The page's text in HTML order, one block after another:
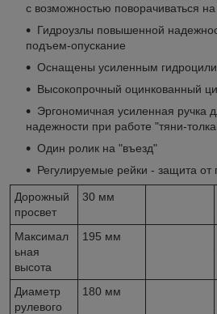
с возможностью поворачиваться
Гидроузлы повышенной
подъем-опускание
Оснащены усиленным
Высокопрочный оцинкованный
Эргономичная усиленная ручка
надежности при работе "тяни-
Один ролик на "въезд"
Регулируемые рейки - защита от
Дорожный
просвет
30 мм
Максимал
ьная
высота
195 мм
Диаметр
рулевого
180 мм